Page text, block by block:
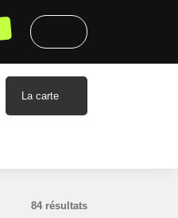
La carte
84 résultats